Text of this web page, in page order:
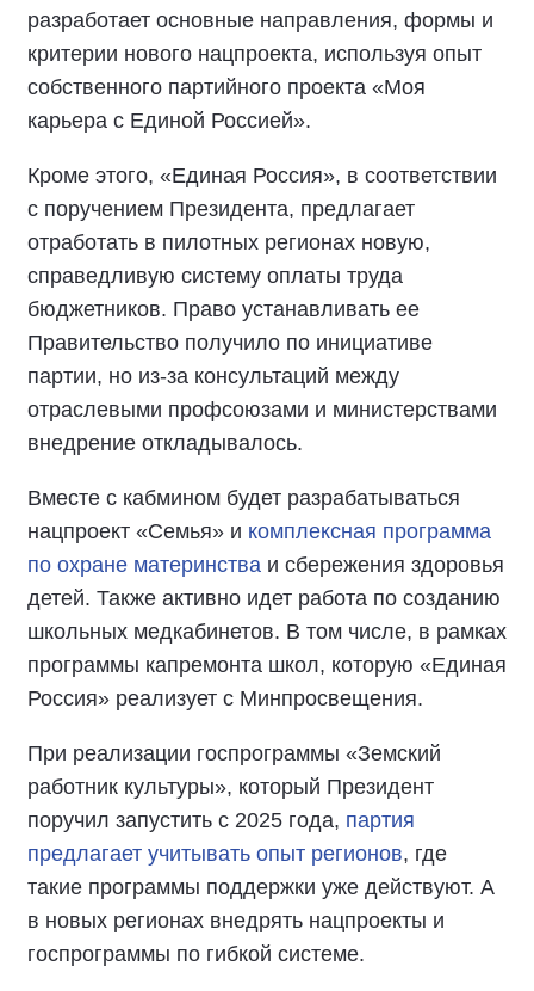
разработает основные направления, формы и
критерии нового нацпроекта, используя опыт
собственного партийного проекта «Моя
карьера с Единой Россией».
Кроме этого, «Единая Россия», в соответствии
с поручением Президента, предлагает
отработать в пилотных регионах новую,
справедливую систему оплаты труда
бюджетников. Право устанавливать ее
Правительство получило по инициативе
партии, но из-за консультаций между
отраслевыми профсоюзами и министерствами
внедрение откладывалось.
Вместе с кабмином будет разрабатываться
нацпроект «Семья» и комплексная программа
по охране материнства и сбережения здоровья
детей. Также активно идет работа по созданию
школьных медкабинетов. В том числе, в рамках
программы капремонта школ, которую «Единая
Россия» реализует с Минпросвещения.
При реализации госпрограммы «Земский
работник культуры», который Президент
поручил запустить с 2025 года, партия
предлагает учитывать опыт регионов, где
такие программы поддержки уже действуют. А
в новых регионах внедрять нацпроекты и
госпрограммы по гибкой системе.